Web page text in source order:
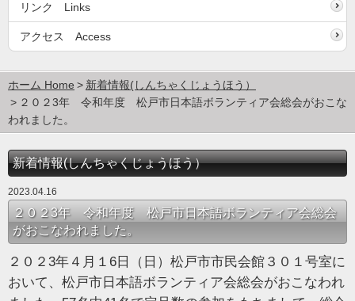
リンク Links
アクセス Access
ホーム Home
新着情報(しんちゃくじょうほう）
２０２3年 令和年度 松戸市日本語ボランティア会総会がおこな
われました。
新着情報(しんちゃくじょうほう）
2023.04.16
２０２3年 令和年度 松戸市日本語ボランティア会総会
がおこなわれました。
２０２3年４月１6日（日）松戸市市民会館３０１号室に
おいて、松戸市日本語ボランティア会総会がおこなわれ